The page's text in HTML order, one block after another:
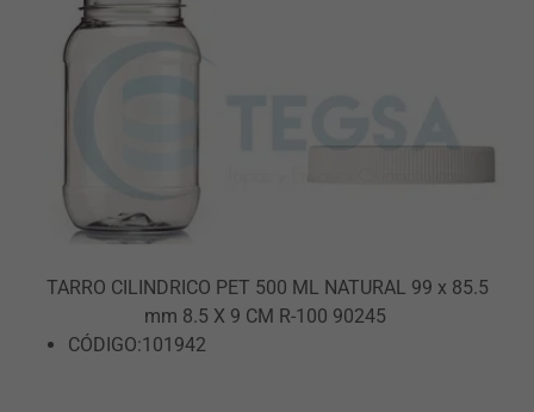
TARRO CILINDRICO PET 500 ML NATURAL 99 x 85.5
mm 8.5 X 9 CM R-100 90245
CÓDIGO:101942